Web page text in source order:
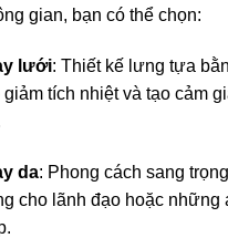
gian, bạn có thể chọn:
lưới: Thiết kế lưng tựa
giảm tích nhiệt và tạo cảm
da: Phong cách sang
cho lãnh đạo hoặc những